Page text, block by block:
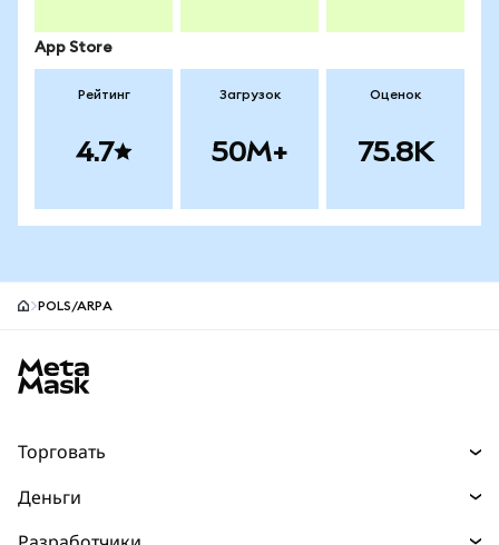
App Store
Рейтинг
4.7
Загрузок
50M+
Оценок
75.8K
POLS/ARPA
Торговать
Деньги